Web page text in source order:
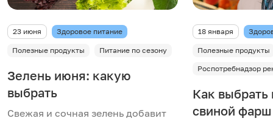
23 июня Здоровое питание
Полезные продукты Питание по сезону
Зелень июня: какую
выбрать
Свежая и сочная зелень добавит
18 января
Полезные продукты
Роспотребнадзор
Как выбрать
свиной фарш